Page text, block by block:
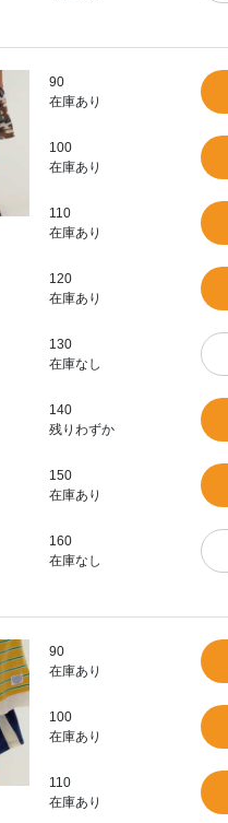
90
在庫あり
100
在庫あり
110
在庫あり
120
在庫あり
130
在庫なし
140
残りわずか
150
在庫あり
160
在庫なし
90
在庫あり
100
在庫あり
110
在庫あり